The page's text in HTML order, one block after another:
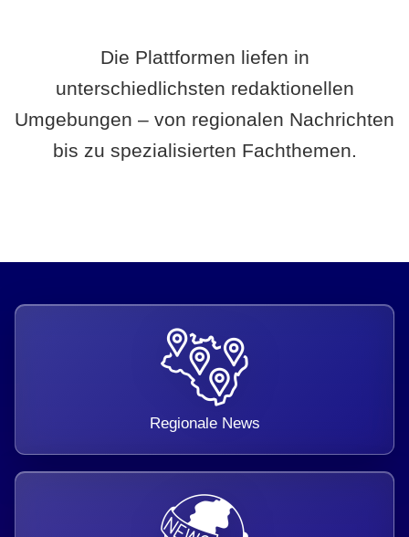
Die Plattformen liefen in
unterschiedlichsten redaktionellen
Umgebungen – von regionalen Nachrichten
bis zu spezialisierten Fachthemen.
Regionale News